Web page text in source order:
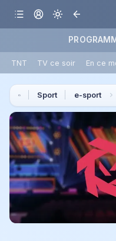
TNT TV ce soir En ce
Sport e-sport